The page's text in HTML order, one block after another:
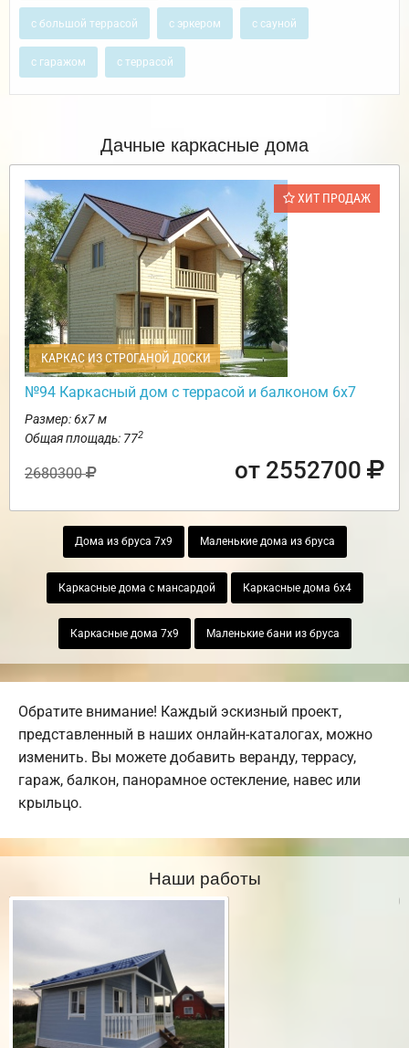
с большой террасой с эркером с сауной
с гаражом с террасой
Дачные каркасные дома
ХИТ ПРОДАЖ
КАРКАС ИЗ СТРОГАНОЙ ДОСКИ
№94 Каркасный дом с террасой и балконом 6х7
Размер: 6х7 м
Общая площадь: 772
2680300 от 2552700
Дома из бруса 7х9 Маленькие дома из бруса
Каркасные дома с мансардой Каркасные дома 6х4
Каркасные дома 7х9 Маленькие бани из бруса
Обратите внимание! Каждый эскизный проект,
представленный в наших онлайн-каталогах, можно
изменить. Вы можете добавить веранду, террасу,
гараж, балкон, панорамное остекление, навес или
крыльцо.
Наши работы